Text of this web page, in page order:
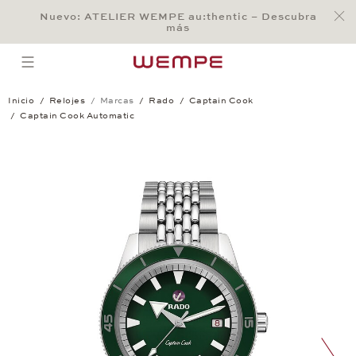
Main Content
Main Menu
Search
Footer
Nuevo: ATELIER WEMPE au:thentic – Descubra
más
open menu
Inicio Relojes Marcas Rado
Captain Cook
Captain Cook Automatic